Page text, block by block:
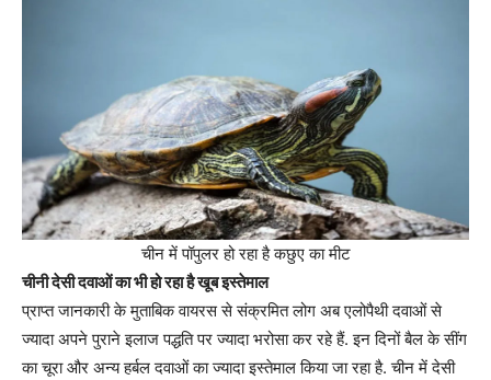
चीन में पॉपुलर हो रहा है कछुए का मीट
चीनी देसी दवाओं का भी हो रहा है खूब इस्तेमाल
प्राप्त जानकारी के मुताबिक वायरस से संक्रमित लोग अब एलोपैथी दवाओं से
ज्यादा अपने पुराने इलाज पद्धति पर ज्यादा भरोसा कर रहे हैं. इन दिनों बैल के सींग
का चूरा और अन्य हर्बल दवाओं का ज्यादा इस्तेमाल किया जा रहा है. चीन में देसी